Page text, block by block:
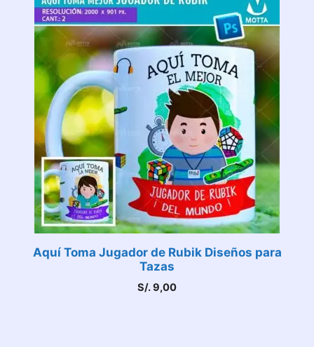
Aquí Toma Jugador de Rubik Diseños para
Tazas
S/.9,00